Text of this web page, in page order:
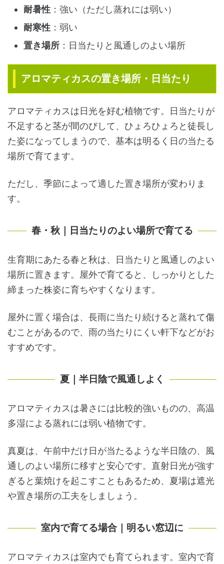
耐暑性 ：強い（ただし蒸れには弱い）
耐寒性 ：弱い
置き場所 ：日当たりと風通しのよい場所
アロマティカスの置き場所・日当たり
アロマティカスは日光を好む植物です。日当たりが
不足すると茎が間のびして、ひょろひょろと徒長し
た姿になってしまうので、基本は明るく日の当たる
場所で育てます。
ただし、季節によって適した置き場所が変わりま
す。
春・秋｜日当たりのよい場所で育てる
生育期にあたる春と秋は、日当たりと風通しのよい
場所に置きます。屋外で育てると、しっかりとした
締まった株姿に育ちやすくなります。
屋外に置く場合は、長雨に当たり続けると蒸れて傷
むことがあるので、雨の当たりにくい軒下などがお
すすめです。
夏｜半日陰で風通しよく
アロマティカスは暑さには比較的強いものの、高温
多湿による蒸れには弱い植物です。
真夏は、午前中だけ日が当たるような半日陰の、風
通しのよい場所に移すと安心です。直射日光が強す
ぎると葉焼けを起こすこともあるため、夏場は遮光
や置き場所の工夫をしましょう。
室内で育てる場合｜明るい窓辺に
アロマティカスは室内でも育てられます。室内で育